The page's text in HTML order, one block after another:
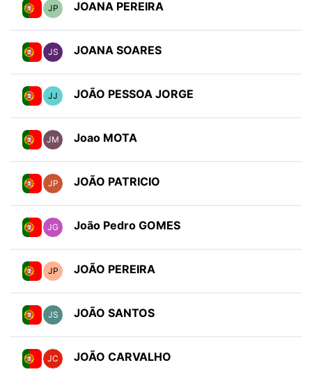
JP JOANA PEREIRA
JS JOANA SOARES
JJ JOÃO PESSOA JORGE
JM Joao MOTA
JP JOÃO PATRICIO
JG João Pedro GOMES
JP JOÃO PEREIRA
JS JOÃO SANTOS
JC JOÃO CARVALHO